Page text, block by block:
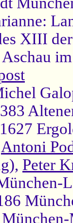
XIII
Antoni
Peter